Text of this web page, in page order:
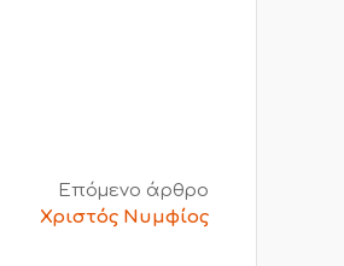
Επόμενο άρθρο
Χριστός Νυμφίος